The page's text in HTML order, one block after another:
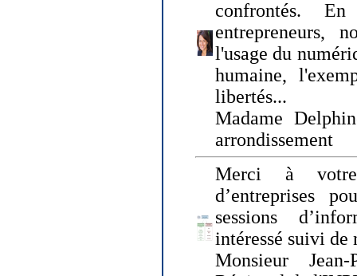
confrontés.
entrepreneurs,
l'usage du
humaine,
libertés...
Madame
arrondissement
Merci à
d’entreprises
sessions
intéressé suivi de
Monsieur